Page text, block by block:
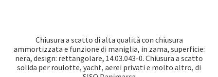
Chiusura a scatto di alta qualità con chiusura
ammortizzata e funzione di maniglia, in zama, superficie:
nera, design: rettangolare, 14.03.043-0. Chiusura a scatto
solida per roulotte, yacht, aerei privati e molto altro, di